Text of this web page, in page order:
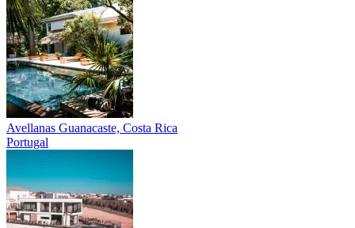
Avellanas Guanacaste, Costa Rica
Portugal